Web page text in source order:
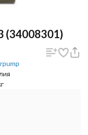
(34008301)